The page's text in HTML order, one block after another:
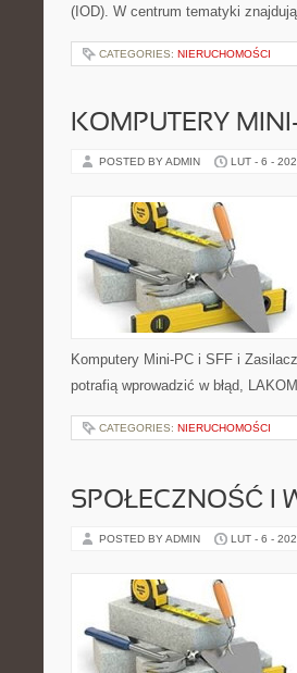
(IOD). W centrum tematyki
CATEGORIES: NIERUCHOMOŚCI
KOMPUTERY
POSTED BY ADMIN LUT - 6 -
Komputery Mini-PC i SFF i
potrafią wprowadzić w błąd,
CATEGORIES: NIERUCHOMOŚCI
SPOŁECZNOŚĆ I
POSTED BY ADMIN LUT - 6 -